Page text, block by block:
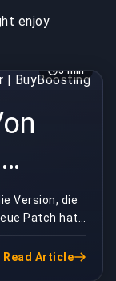
enjoy
3 min
Version, die
Patch hat
...
Read Article